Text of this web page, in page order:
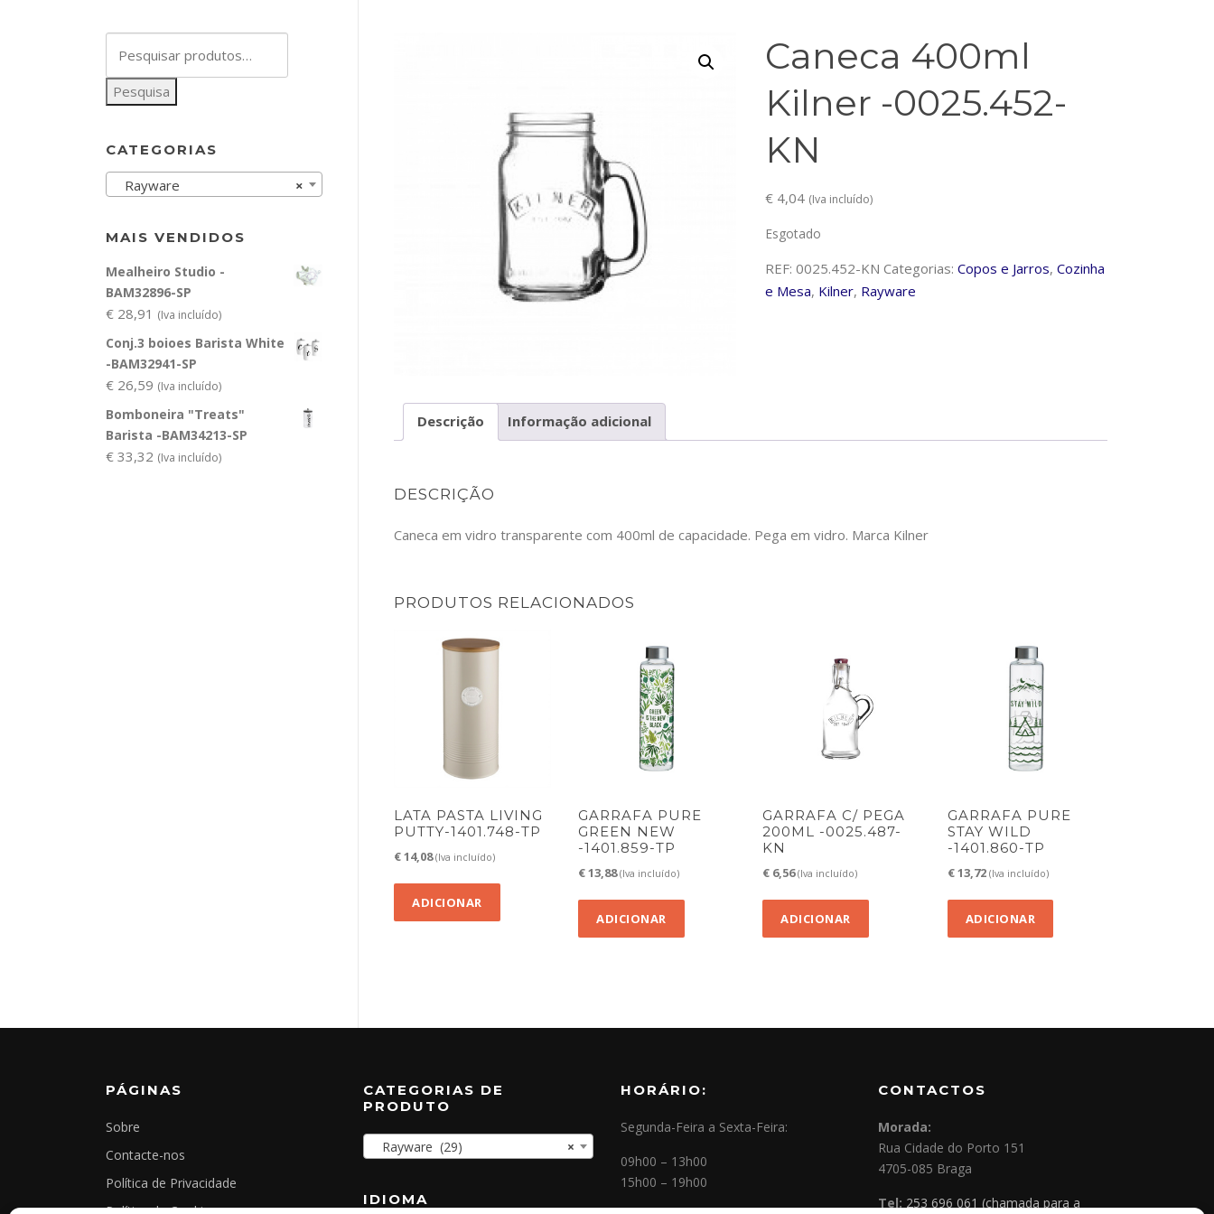
Caneca 400ml
Kilner -0025.452-
KN
€4,04 (Iva incluído)
Esgotado
REF: 0025.452-KN Categorias: Copos e Jarros, Cozinha
e Mesa, Kilner, Rayware
Descrição Informação adicional
DESCRIÇÃO
Caneca em vidro transparente com 400ml de capacidade. Pega em vidro. Marca Kilner
PRODUTOS RELACIONADOS
LATA PASTA LIVING
PUTTY-1401.748-TP
€14,08 (Iva incluído)
ADICIONAR
GARRAFA PURE
GREEN NEW
-1401.859-TP
€13,88 (Iva incluído)
ADICIONAR
GARRAFA C/ PEGA
200ML -0025.487-
KN
€ 6,56 (Iva incluído)
ADICIONAR
GARRAFA PURE
STAY WILD
-1401.860-TP
€13,72 (Iva incluído)
ADICIONAR
por:
Pesquisa
CATEGORIAS
×
Rayware
MAIS VENDIDOS
Mealheiro Studio -
BAM32896-SP
€ 28,91 (Iva incluído)
Conj.3 boioes Barista White
-BAM32941-SP
€ 26,59 (Iva incluído)
Bomboneira "Treats"
Barista -BAM34213-SP
€ 33,32 (Iva incluído)
PÁGINAS
Sobre
Contacte-nos
Política de Privacidade
CATEGORIAS DE
PRODUTO
×
Rayware (29)
IDIOMA
HORÁRIO:
Segunda-Feira a Sexta-Feira:
09h00 – 13h00
15h00 – 19h00
CONTACTOS
Morada:
Rua Cidade do Porto 151
4705-085 Braga
Tel: 253 696 061 (chamada para a